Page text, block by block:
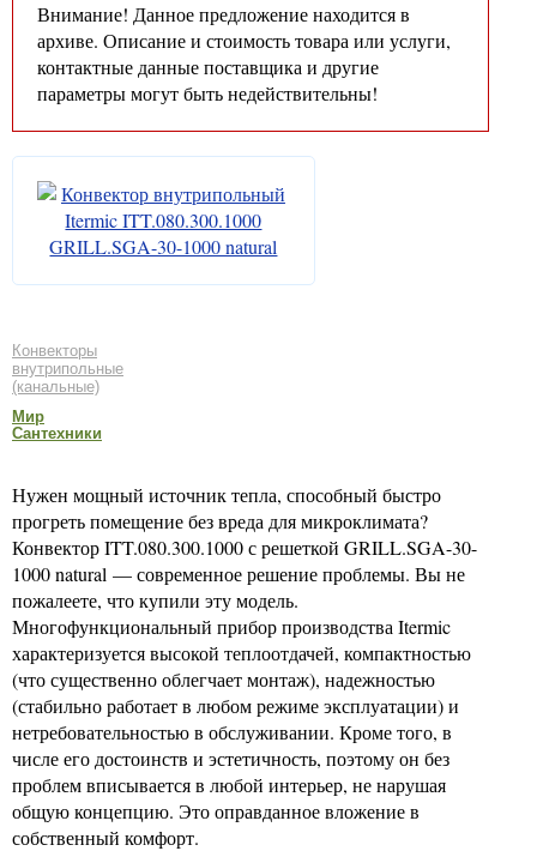
Внимание! Данное предложение находится в
архиве. Описание и стоимость товара или услуги,
контактные данные поставщика и другие
параметры могут быть недействительны!
Конвекторы
внутрипольные
(канальные)
Мир
Сантехники
Нужен мощный источник тепла, способный быстро
прогреть помещение без вреда для микроклимата?
Конвектор ITT.080.300.1000 с решеткой GRILL.SGA-30-
1000 natural — современное решение проблемы. Вы не
пожалеете, что купили эту модель.
Многофункциональный прибор производства Itermic
характеризуется высокой теплоотдачей, компактностью
(что существенно облегчает монтаж), надежностью
(стабильно работает в любом режиме эксплуатации) и
нетребовательностью в обслуживании. Кроме того, в
числе его достоинств и эстетичность, поэтому он без
проблем вписывается в любой интерьер, не нарушая
общую концепцию. Это оправданное вложение в
собственный комфорт.